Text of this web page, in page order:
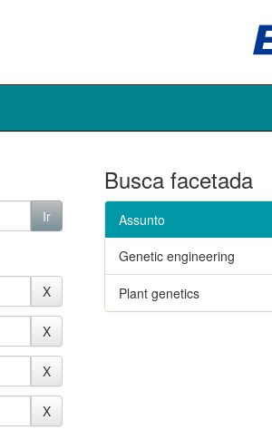
Busca facetada
Assunto
Genetic engineering
Plant genetics